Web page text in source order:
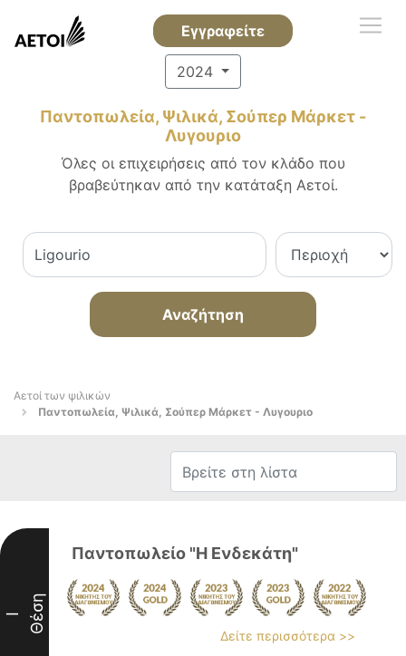
Εγγραφείτε
2024
Παντοπωλεία, Ψιλικά, Σούπερ Μάρκετ -
Λυγουριο
Όλες οι επιχειρήσεις από τον κλάδο που
βραβεύτηκαν από την κατάταξη Αετοί.
Αναζήτηση
Αετοί των ψιλικών
Παντοπωλεία, Ψιλικά, Σούπερ Μάρκετ - Λυγουριο
I Θέση
Παντοπωλείο "Η Ενδεκάτη"
Δείτε περισσότερα >>